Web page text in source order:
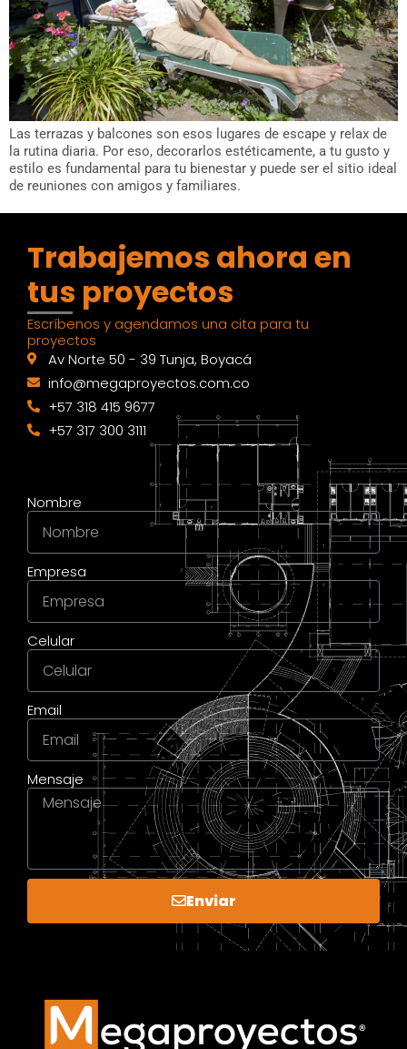
Las terrazas y balcones son esos lugares de escape y relax de
la rutina diaria. Por eso, decorarlos estéticamente, a tu gusto y
estilo es fundamental para tu bienestar y puede ser el sitio ideal
de reuniones con amigos y familiares.
Nombre
Empresa
Celular
Email
Mensaje
Enviar
Trabajemos ahora en
tus proyectos
Escríbenos y agendamos una cita para tu
proyectos
Av Norte 50 - 39 Tunja, Boyacá
info@megaproyectos.com.co
+57 318 415 9677
+57 317 300 3111